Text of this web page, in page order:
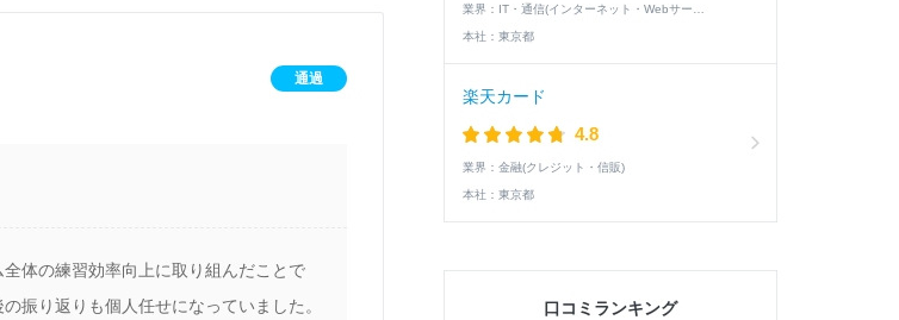
通過
体の練習効率向上に取り組んだことで
振り返りも個人任せになっていました。
Q.
A.
海の魅力を伝えるとともに、コロナ禍で交流の
ち上げたことです。自身が高校生の頃、コロ
業界：
本社： 東京都
楽天カード
4.8
業界： 金融(クレジット・信販)
本社： 東京都
口コミランキング